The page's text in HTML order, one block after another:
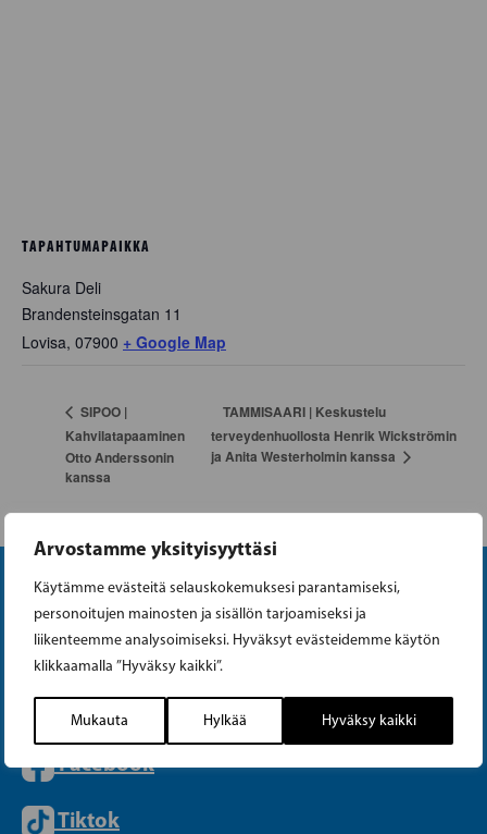
Arvostamme yksityisyyttäsi
Käytämme evästeitä selauskokemuksesi parantamiseksi,
personoitujen mainosten ja sisällön tarjoamiseksi ja
liikenteemme analysoimiseksi. Hyväksyt evästeidemme käytön
klikkaamalla ”Hyväksy kaikki”.
Mukauta Hylkää Hyväksy kaikki
TAPAHTUMAPAIKKA
Sakura Deli
Brandensteinsgatan 11
Lovisa, 07900 + Google Map
SIPOO |
Kahvilatapaaminen
Otto Anderssonin
kanssa
TAMMISAARI | Keskustelu
terveydenhuollosta Henrik Wickströmin
ja Anita Westerholmin kanssa
Instagram
Facebook
Tiktok